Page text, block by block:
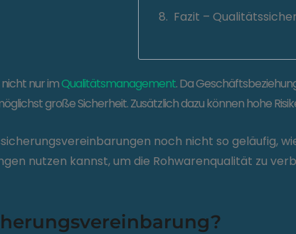
Fazit –
nur imQualitätsmanagement. Da
große Sicherheit. Zusätzlich dazu können hohe
noch nicht so geläufig,
nutzen kannst, um die Rohwarenqualität zu